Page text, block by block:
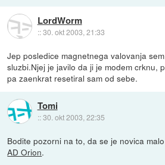
LordWorm
::30. okt 2003, 21:33
Jep posledice magnetnega valovanja
sluzbi.Njej je javilo da ji je modem crknu,
pa zaenkrat resetiral sam od sebe.
Tomi
::30. okt 2003, 22:35
Bodite pozorni na to, da se je novica
AD Orion.